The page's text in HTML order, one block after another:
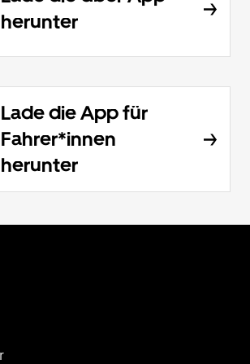
herunter
Lade die App für
Fahrer*innen
herunter